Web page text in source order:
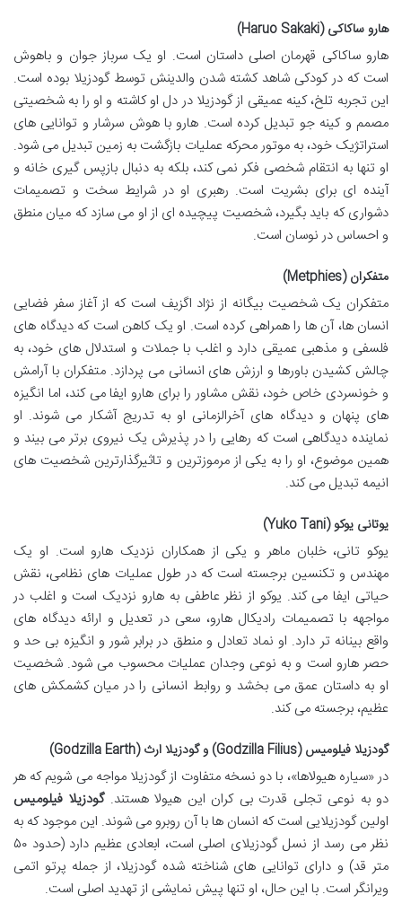
هارو ساکاکی (Haruo Sakaki)
هارو ساکاکی قهرمان اصلی داستان است. او یک سرباز جوان و باهوش
است که در کودکی شاهد کشته شدن والدینش توسط گودزیلا بوده است.
این تجربه تلخ، کینه عمیقی از گودزیلا در دل او کاشته و او را به شخصیتی
مصمم و کینه جو تبدیل کرده است. هارو با هوش سرشار و توانایی های
استراتژیک خود، به موتور محرکه عملیات بازگشت به زمین تبدیل می شود.
او تنها به انتقام شخصی فکر نمی کند، بلکه به دنبال بازپس گیری خانه و
آینده ای برای بشریت است. رهبری او در شرایط سخت و تصمیمات
دشواری که باید بگیرد، شخصیت پیچیده ای از او می سازد که میان منطق
و احساس در نوسان است.
متفکران (Metphies)
متفکران یک شخصیت بیگانه از نژاد اگزیف است که از آغاز سفر فضایی
انسان ها، آن ها را همراهی کرده است. او یک کاهن است که دیدگاه های
فلسفی و مذهبی عمیقی دارد و اغلب با جملات و استدلال های خود، به
چالش کشیدن باورها و ارزش های انسانی می پردازد. متفکران با آرامش
و خونسردی خاص خود، نقش مشاور را برای هارو ایفا می کند، اما انگیزه
های پنهان و دیدگاه های آخرالزمانی او به تدریج آشکار می شوند. او
نماینده دیدگاهی است که رهایی را در پذیرش یک نیروی برتر می بیند و
همین موضوع، او را به یکی از مرموزترین و تاثیرگذارترین شخصیت های
انیمه تبدیل می کند.
یوتانی یوكو (Yuko Tani)
یوکو تانی، خلبان ماهر و یکی از همکاران نزدیک هارو است. او یک
مهندس و تکنسین برجسته است که در طول عملیات های نظامی، نقش
حیاتی ایفا می کند. یوکو از نظر عاطفی به هارو نزدیک است و اغلب در
مواجهه با تصمیمات رادیکال هارو، سعی در تعدیل و ارائه دیدگاه های
واقع بینانه تر دارد. او نماد تعادل و منطق در برابر شور و انگیزه بی حد و
حصر هارو است و به نوعی وجدان عملیات محسوب می شود. شخصیت
او به داستان عمق می بخشد و روابط انسانی را در میان کشمکش های
عظیم، برجسته می کند.
گودزیلا فیلومیس (Godzilla Filius) و گودزیلا ارث (Godzilla Earth)
در «سیاره هیولاها»، با دو نسخه متفاوت از گودزیلا مواجه می شویم که هر
دو به نوعی تجلی قدرت بی کران این هیولا هستند.گودزیلا فیلومیس
اولین گودزیلایی است که انسان ها با آن روبرو می شوند. این موجود که به
نظر می رسد از نسل گودزیلای اصلی است، ابعادی عظیم دارد (حدود ۵۰
متر قد) و دارای توانایی های شناخته شده گودزیلا، از جمله پرتو اتمی
ویرانگر است. با این حال، او تنها پیش نمایشی از تهدید اصلی است.